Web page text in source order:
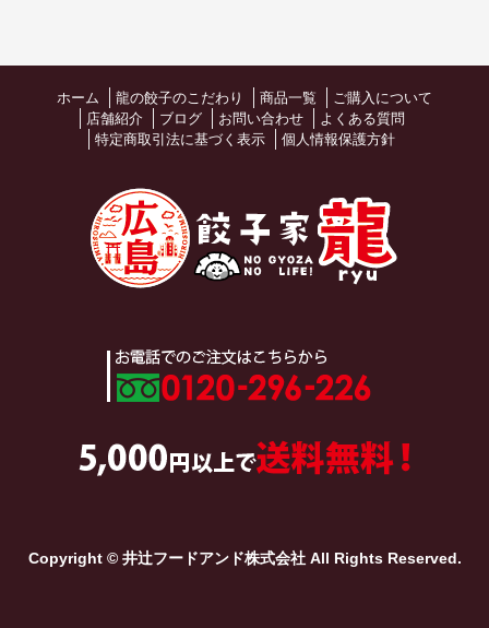
ホーム 龍の餃子のこだわり 商品一覧
ご購入について
店舗紹介
ブログ お問い合わせ
よくある質問
特定商取引法に基づく表示
個人情報保護方針
Copyright © 井辻フードアンド株式会社 All Rights Reserved.